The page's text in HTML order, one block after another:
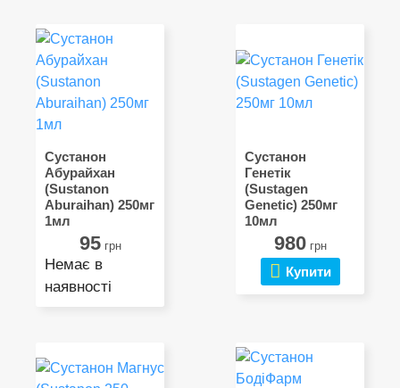
Сустанон
Абурайхан
(Sustanon
Aburaihan) 250мг
1мл
95грн
Немає в
наявності
Сустанон
Генетік
(Sustagen
Genetic) 250мг
10мл
980грн
Купити